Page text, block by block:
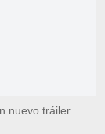
nuevo tráiler